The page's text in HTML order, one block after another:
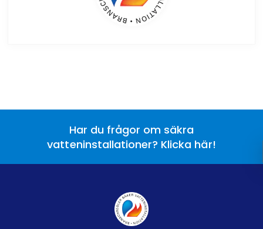
Har du frågor om säkra
vatteninstallationer? Klicka här!